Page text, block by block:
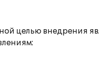
целью внедрения